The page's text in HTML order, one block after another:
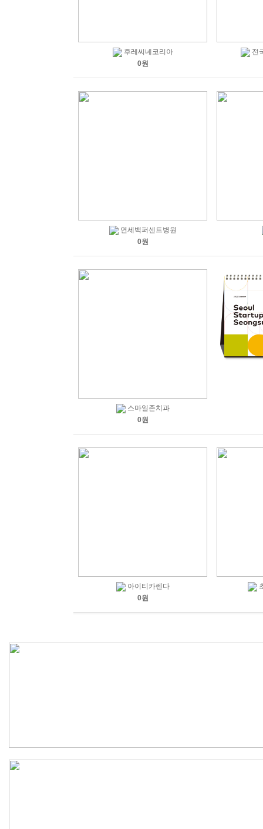
후레씨네코리아
0원
전
연세백퍼센트병원
0원
스마일존치과
0원
아이티카렌다
0원